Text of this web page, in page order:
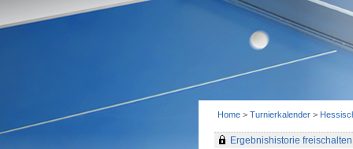
Home > Turnierkalender >
Ergebnishistorie freischalten